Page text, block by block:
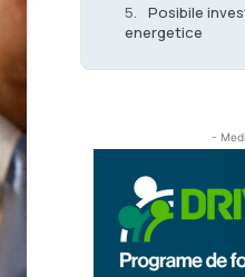
Posibile
energetice
-